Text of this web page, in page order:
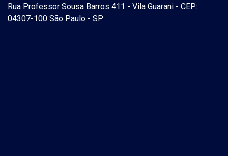
Rua Professor Sousa Barros 411 - Vila Guarani - CEP:
04307-100 São Paulo - SP